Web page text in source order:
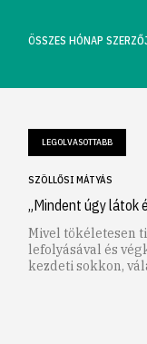
ÖSSZES HÓNAP
LEGOLVASOTTABB
SZÖLLŐSI MÁTYÁS
„Mindent úgy látok
Mivel tökéletesen
lefolyásával és
kezdeti sokkon,